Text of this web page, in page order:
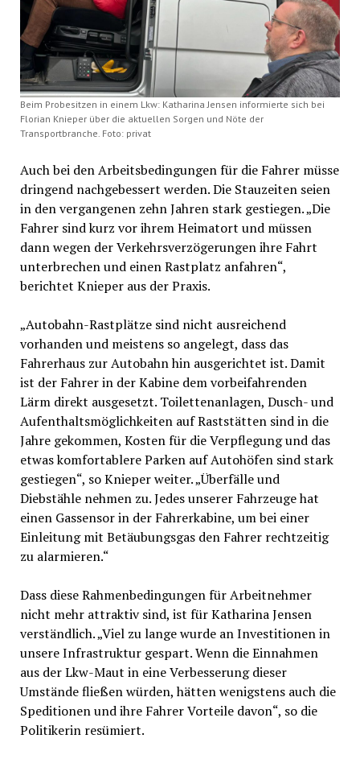
Beim Probesitzen in einem Lkw: Katharina Jensen informierte sich bei
Florian Knieper über die aktuellen Sorgen und Nöte der
Transportbranche. Foto: privat
Auch bei den Arbeitsbedingungen für die Fahrer müsse
dringend nachgebessert werden. Die Stauzeiten seien
in den vergangenen zehn Jahren stark gestiegen. „Die
Fahrer sind kurz vor ihrem Heimatort und müssen
dann wegen der Verkehrsverzögerungen ihre Fahrt
unterbrechen und einen Rastplatz anfahren“,
berichtet Knieper aus der Praxis.
„Autobahn-Rastplätze sind nicht ausreichend
vorhanden und meistens so angelegt, dass das
Fahrerhaus zur Autobahn hin ausgerichtet ist. Damit
ist der Fahrer in der Kabine dem vorbeifahrenden
Lärm direkt ausgesetzt. Toilettenanlagen, Dusch- und
Aufenthaltsmöglichkeiten auf Raststätten sind in die
Jahre gekommen, Kosten für die Verpflegung und das
etwas komfortablere Parken auf Autohöfen sind stark
gestiegen“, so Knieper weiter. „Überfälle und
Diebstähle nehmen zu. Jedes unserer Fahrzeuge hat
einen Gassensor in der Fahrerkabine, um bei einer
Einleitung mit Betäubungsgas den Fahrer rechtzeitig
zu alarmieren.“
Dass diese Rahmenbedingungen für Arbeitnehmer
nicht mehr attraktiv sind, ist für Katharina Jensen
verständlich. „Viel zu lange wurde an Investitionen in
unsere Infrastruktur gespart. Wenn die Einnahmen
aus der Lkw-Maut in eine Verbesserung dieser
Umstände fließen würden, hätten wenigstens auch die
Speditionen und ihre Fahrer Vorteile davon“, so die
Politikerin resümiert.